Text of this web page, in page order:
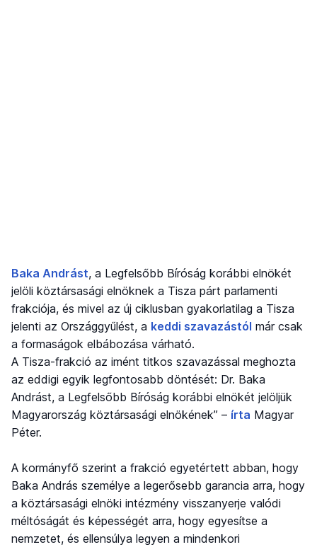
Baka Andrást, a Legfelsőbb Bíróság korábbi elnökét
jelöli köztársasági elnöknek a Tisza párt parlamenti
frakciója, és mivel az új ciklusban gyakorlatilag a Tisza
jelenti az Országgyűlést, a keddi szavazástól már csak
a formaságok elbábozása várható.
A Tisza-frakció az imént titkos szavazással meghozta
az eddigi egyik legfontosabb döntését: Dr. Baka
Andrást, a Legfelsőbb Bíróság korábbi elnökét jelöljük
Magyarország köztársasági elnökének” – írta Magyar
Péter.
A kormányfő szerint a frakció egyetértett abban, hogy
Baka András személye a legerősebb garancia arra, hogy
a köztársasági elnöki intézmény visszanyerje valódi
méltóságát és képességét arra, hogy egyesítse a
nemzetet, és ellensúlya legyen a mindenkori